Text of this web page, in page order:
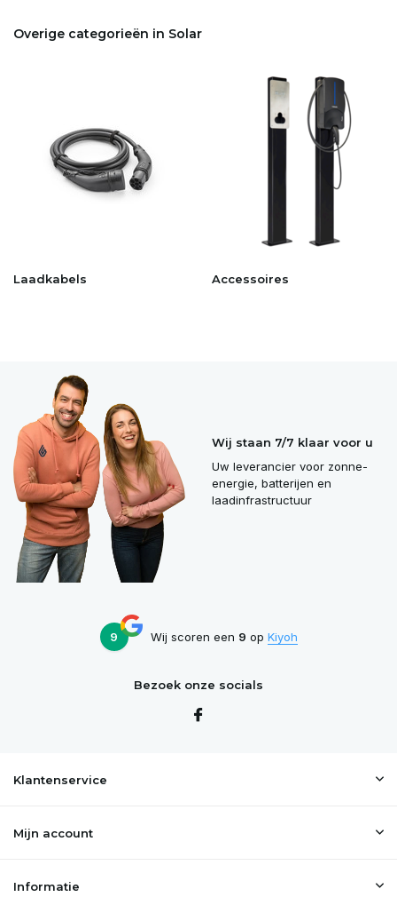
Overige categorieën in Solar
Laadkabels Accessoires
Wij staan 7/7 klaar voor u
Uw leverancier voor zonne-
energie, batterijen en
laadinfrastructuur
9 Wij scoren een 9 op Kiyoh
Bezoek onze socials
Klantenservice
Mijn account
Informatie